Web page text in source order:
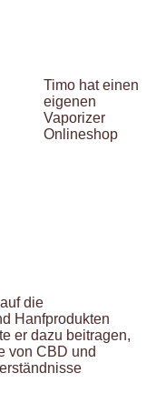
Timo hat einen
eigenen
Vaporizer
Onlineshop
die
Hanfprodukten
er dazu beitragen,
von CBD und